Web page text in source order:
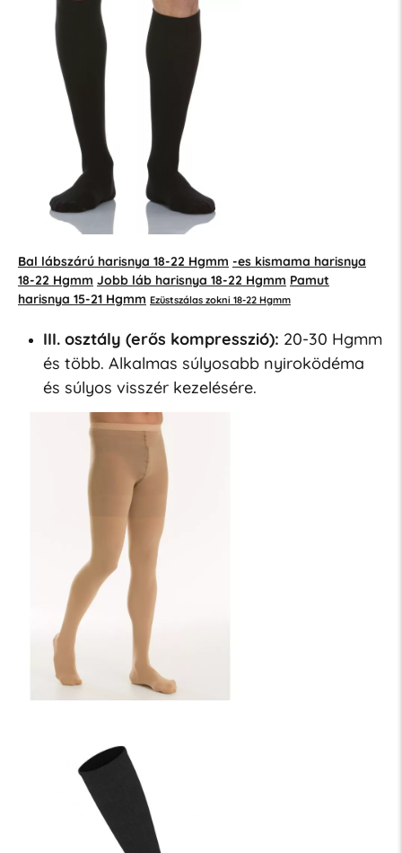
Bal lábszárú harisnya 18-22 Hgmm -es kismama harisnya
18-22 Hgmm Jobb láb harisnya 18-22 Hgmm Pamut
harisnya 15-21 Hgmm Ezüstszálas zokni 18-22 Hgmm
III. osztály (erős kompresszió): 20-30 Hgmm
és több. Alkalmas súlyosabb nyiroködéma
és súlyos visszér kezelésére.